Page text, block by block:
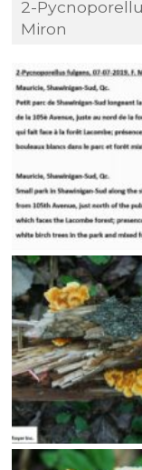
2-
Miron